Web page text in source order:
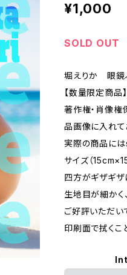
¥1,000
SOLD OUT
堀えりか 眼鏡
【数量限定商品】
著作権・肖像
品画像に入れて
実際の商品に
サイズ（
四方がギザギザ
生地目が細かく
ご好評いただい
印刷面で拭くこ